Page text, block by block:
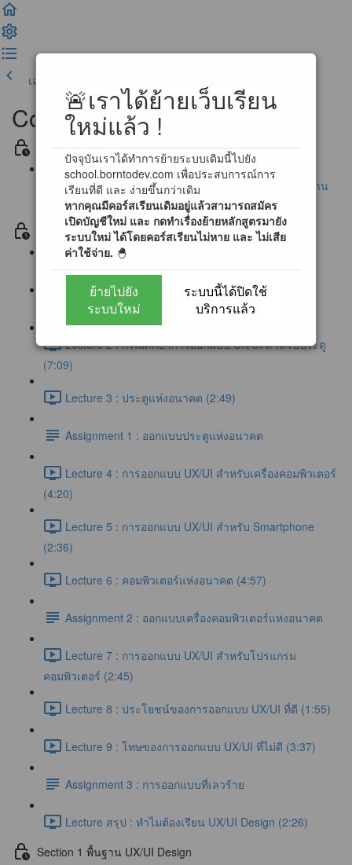
🚨เราได้ย้ายเว็บเรียน
ใหม่แล้ว !
ปัจจุบันเราได้ทำการย้ายระบบเดิมนี้ไปยัง
school.borntodev.com เพื่อประสบการณ์การ
เรียนที่ดี และ ง่ายขึ้นกว่าเดิม
หากคุณมีคอร์สเรียนเดิมอยู่แล้วสามารถสมัคร
เปิดบัญชีใหม่ และ กดทำเรื่องย้ายหลักสูตรมายัง
ระบบใหม่ ได้โดยคอร์สเรียนไม่หาย และ ไม่เสีย
ค่าใช้จ่าย. 🐣
ย้ายไปยัง
ระบบใหม่
ระบบนี้ได้ปิดใช้
บริการแล้ว
เลคเชอร์ก่อนหน้า
Complete UX/UI Design
Section ประกาศ / ข้อตกลงสำหรับการเรียนรู้
นโยบายการตอบคำถามข้อสงสัย และ การสนับสนุนผ่าน
Community
Section 0 โลกของ UX/UI Design (Free)
Lecture 0 : First step to UX/UI Designer (1:16)
Lecture 1 : ประตูแห่งการออกแบบ UX/UI (2:12)
Lecture 2 : กรณีศึกษาการออกแบบ UX/UI สำหรับประตู
(7:09)
Lecture 3 : ประตูแห่งอนาคต (2:49)
Assignment 1 : ออกแบบประตูแห่งอนาคต
Lecture 4 : การออกแบบ UX/UI สำหรับเครื่องคอมพิวเตอร์
(4:20)
Lecture 5 : การออกแบบ UX/UI สำหรับ Smartphone
(2:36)
Lecture 6 : คอมพิวเตอร์แห่งอนาคต (4:57)
Assignment 2 : ออกแบบเครื่องคอมพิวเตอร์แห่งอนาคต
Lecture 7 : การออกแบบ UX/UI สำหรับโปรแกรม
คอมพิวเตอร์ (2:45)
Lecture 8 : ประโยชน์ของการออกแบบ UX/UI ที่ดี (1:55)
Lecture 9 : โทษของการออกแบบ UX/UI ที่ไม่ดี (3:37)
Assignment 3 : การออกแบบที่เลวร้าย
Lecture สรุป : ทำไมต้องเรียน UX/UI Design (2:26)
Section 1 พื้นฐาน UX/UI Design